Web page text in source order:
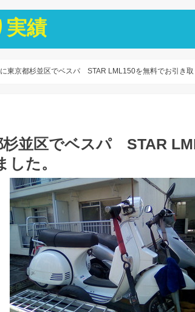
実績
東京都杉並区でベスパ STAR LML150を無料でお引き取
並区でベスパ STAR
した。